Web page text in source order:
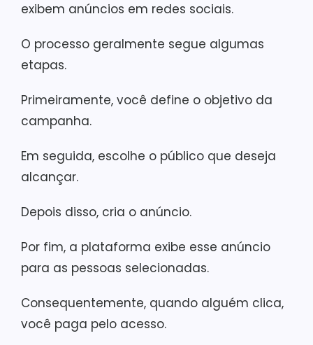
exibem anúncios em redes sociais.
O processo geralmente segue algumas
etapas.
Primeiramente, você define o objetivo da
campanha.
Em seguida, escolhe o público que deseja
alcançar.
Depois disso, cria o anúncio.
Por fim, a plataforma exibe esse anúncio
para as pessoas selecionadas.
Consequentemente, quando alguém clica,
você paga pelo acesso.